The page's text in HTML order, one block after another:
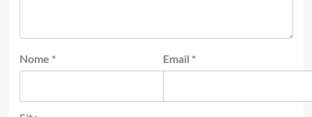
Nome * Email *